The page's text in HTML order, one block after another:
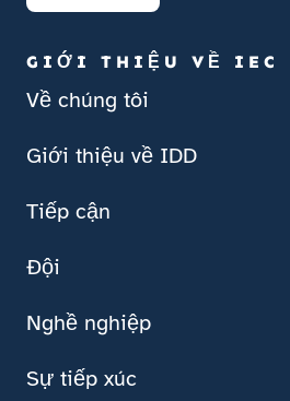
GIỚI THIỆU VỀ IEC
Về chúng tôi
Giới thiệu về IDD
Tiếp cận
Đội
Nghề nghiệp
Sự tiếp xúc